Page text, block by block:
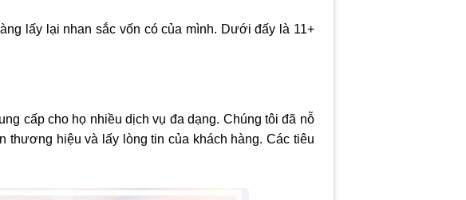
lấy lại nhan sắc vốn có của mình. Dưới đấy là 11+
cấp cho họ nhiều dịch vụ đa dạng. Chúng tôi đã nỗ
thương hiệu và lấy lòng tin của khách hàng. Các tiêu